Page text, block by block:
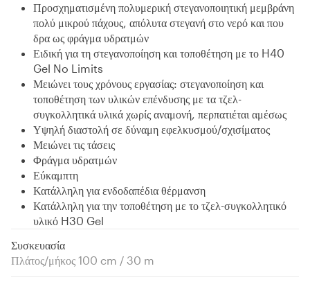
Προσχηματισμένη πολυμερική στεγανοποιητική μεμβράνη
πολύ μικρού πάχους, απόλυτα στεγανή στο νερό και που
δρα ως φράγμα υδρατμών
Ειδική για τη στεγανοποίηση και τοποθέτηση με το H40
Gel No Limits
Μειώνει τους χρόνους εργασίας: στεγανοποίηση και
τοποθέτηση των υλικών επένδυσης με τα τζελ-
συγκολλητικά υλικά χωρίς αναμονή, περπατιέται αμέσως
Υψηλή διαστολή σε δύναμη εφελκυσμού/σχισίματος
Μειώνει τις τάσεις
Φράγμα υδρατμών
Εύκαμπτη
Κατάλληλη για ενδοδαπέδια θέρμανση
Κατάλληλη για την τοποθέτηση με το τζελ-συγκολλητικό
υλικό H30 Gel
Συσκευασία
Πλάτος/μήκος 100 cm / 30 m